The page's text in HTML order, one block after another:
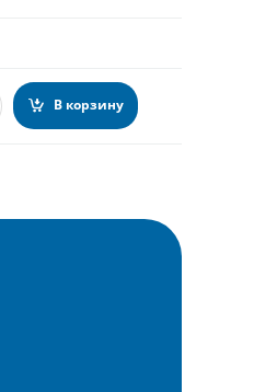
В корзину